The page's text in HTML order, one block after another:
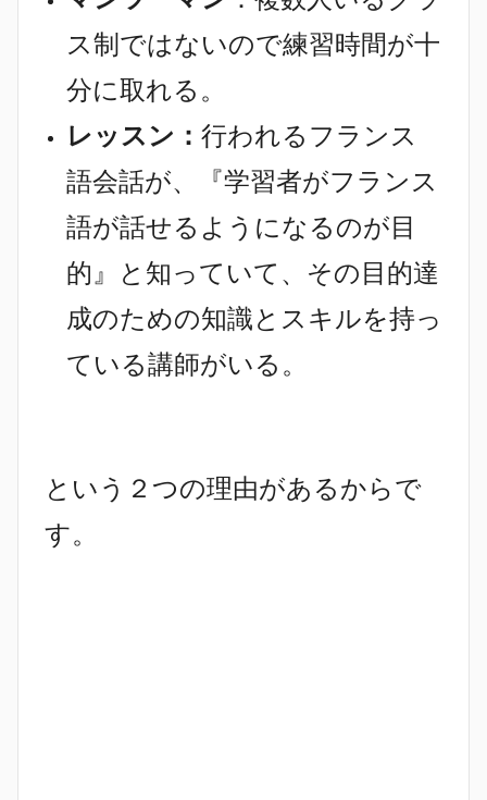
ス制ではないので練習時間が十
分に取れる。
レッスン： 行われるフランス
語会話が、『学習者がフランス
語が話せるようになるのが目
的』と知っていて、その目的達
成のための知識とスキルを持っ
ている講師がいる。
という２つの理由があるからで
す。